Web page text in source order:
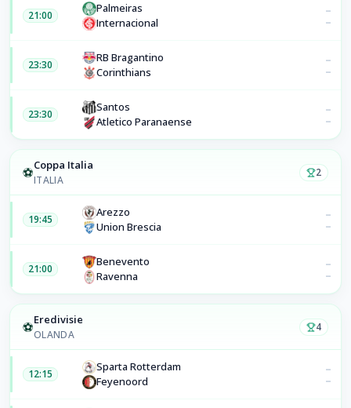
21:00
Palmeiras
Internacional
–
–
23:30
RB Bragantino
Corinthians
–
–
23:30
Santos
Atletico Paranaense
–
–
⚽Coppa Italia
ITALIA
2
19:45
Arezzo
Union Brescia
–
–
21:00
Benevento
Ravenna
–
–
⚽Eredivisie
OLANDA
4
12:15
Sparta Rotterdam
Feyenoord
–
–